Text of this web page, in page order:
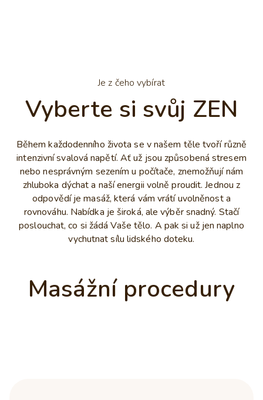
Je z čeho vybírat
Vyberte si svůj ZEN
Během každodenního života se v našem těle tvoří různě
intenzivní svalová napětí. Ať už jsou způsobená stresem
nebo nesprávným sezením u počítače, znemožňují nám
zhluboka dýchat a naší energii volně proudit. Jednou z
odpovědí je masáž, která vám vrátí uvolněnost a
rovnováhu. Nabídka je široká, ale výběr snadný. Stačí
poslouchat, co si žádá Vaše tělo. A pak si už jen naplno
vychutnat sílu lidského doteku.
Masážní procedury